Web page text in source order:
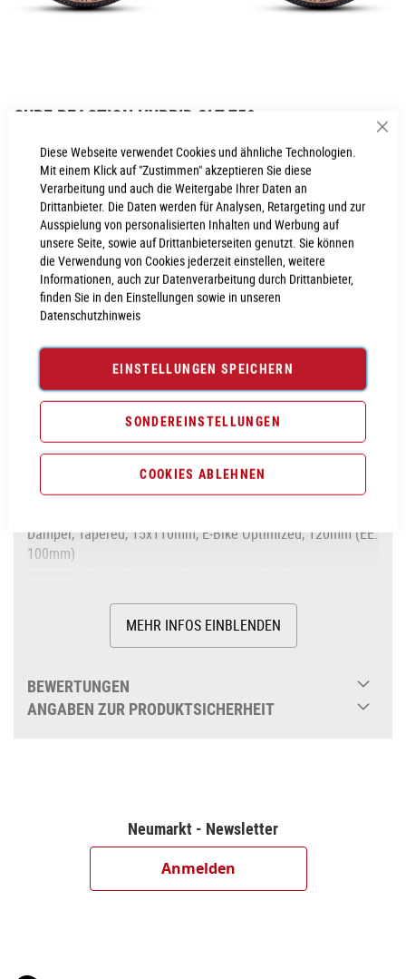
Diese Webseite verwendet Cookies und ähnliche Technologien.
Mit einem Klick auf "Zustimmen" akzeptieren Sie diese
Verarbeitung und auch die Weitergabe Ihrer Daten an
Drittanbieter. Die Daten werden für Analysen, Retargeting und zur
Ausspielung von personalisierten Inhalten und Werbung auf
unsere Seite, sowie auf Drittanbieterseiten genutzt. Sie können
die Verwendung von Cookies jederzeit einstellen, weitere
Informationen, auch zur Datenverarbeitung durch Drittanbieter,
finden Sie in den Einstellungen sowie in unseren
Datenschutzhinweis
EINSTELLUNGEN SPEICHERN
SONDEREINSTELLUNGEN
COOKIES ABLEHNEN
Bildgalerie
springen
CUBE REACTION HYBRID SLT 750
Inkl. MwSt., nur Abholung möglich
PROBEFAHRT VEREINBAREN
Produktanfrage stellen
PRODUKTINFORMATIONEN
Produktinformationen
6029866
Aluminium Superlite, Gravity Casting, Agile Ride
Geometry, 1.5 Headtube, Boost 148, Fully Integrated
Battery, Advanced Internal Cable Routing,
Kickstand/Fender/Carrier Mounting Points
Damper, Tapered, 15x110mm, E-Bike Optimized, 120mm (EE:
100mm)
85Nm
Bosch PowerTube 750
Bosch Kiox 300
Shimano XT BR-M8120, Hydr. Disc Brake
Shimano Deore CS-M6100, 10-51T
Shimano CN-M6100
MEHR INFOS EINBLENDEN
BEWERTUNGEN
ANGABEN ZUR PRODUKTSICHERHEIT
Neumarkt - Newsletter
Anmelden